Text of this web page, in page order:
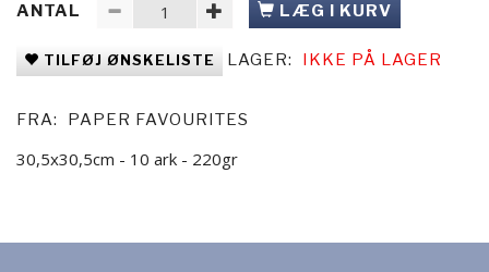
ANTAL LÆG I KURV
TILFØJ ØNSKELISTE LAGER: IKKE PÅ LAGER
FRA: PAPER FAVOURITES
30,5x30,5cm - 10 ark - 220gr